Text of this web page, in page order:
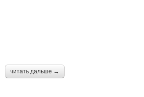
читать дальше →